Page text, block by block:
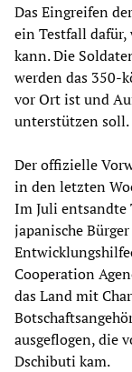
Das Eingreifen
ein Testfall dafür,
kann. Die
werden das 350-
vor Ort ist und
unterstützen soll.
Der offizielle
in den letzten
Im Juli
japanische
Cooperation
das Land mit
ausgeflogen, die
Dschibuti kam.